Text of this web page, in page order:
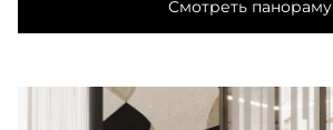
Смотреть панораму